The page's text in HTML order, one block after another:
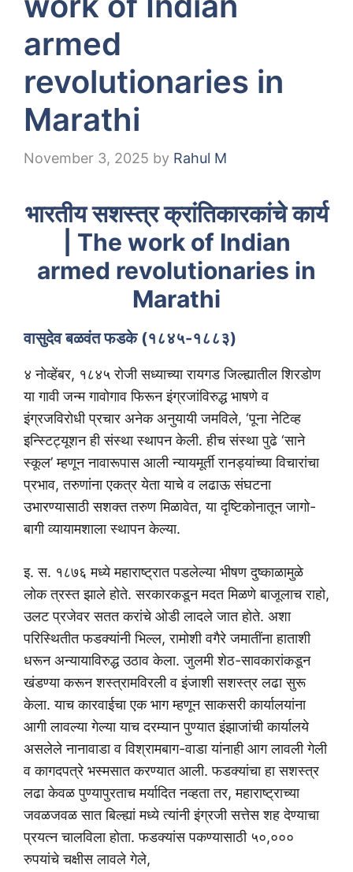
armed
revolutionaries in
Marathi
November 3, 2025 by Rahul M
भारतीय सशस्त्र क्रांतिकारकांचे कार्य
| The work of Indian
armed revolutionaries in
Marathi
वासुदेव बळवंत फडके (१८४५-१८८३)
४ नोव्हेंबर, १८४५ रोजी सध्याच्या रायगड जिल्ह्यातील शिरडोण
या गावी जन्म गावोगाव फिरून इंग्रजांविरुद्ध भाषणे व
इंग्रजविरोधी प्रचार अनेक अनुयायी जमविले, ‘पूना नेटिव्ह
इन्स्टिट्यूशन ही संस्था स्थापन केली. हीच संस्था पुढे ‘साने
स्कूल’ म्हणून नावारूपास आली न्यायमूर्ती रानड्यांच्या विचारांचा
प्रभाव, तरुणांना एकत्र येता याचे व लढाऊ संघटना
उभारण्यासाठी सशक्त तरुण मिळावेत, या दृष्टिकोनातून जागो-
बागी व्यायामशाला स्थापन केल्या.
इ. स. १८७६ मध्ये महाराष्ट्रात पडलेल्या भीषण दुष्काळामुळे
लोक त्रस्त झाले होते. सरकारकडून मदत मिळणे बाजूलाच राहो,
उलट प्रजेवर सतत करांचे ओडी लादले जात होते. अशा
परिस्थितीत फडक्यांनी भिल्ल, रामोशी वगैरे जमातींना हाताशी
धरून अन्यायाविरुद्ध उठाव केला. जुलमी शेठ-सावकारांकडून
खंडण्या करून शस्त्रामविरली व इंजाशी सशस्त्र लढा सुरू
केला. याच कारवाईचा एक भाग म्हणून साकसरी कार्यालयांना
आगी लावल्या गेल्या याच दरम्यान पुण्यात इंझाजांची कार्यालये
असलेले नानावाडा व विश्रामबाग-वाडा यांनाही आग लावली गेली
व कागदपत्रे भस्मसात करण्यात आली. फडक्यांचा हा सशस्त्र
लढा केवळ पुण्यापुरताच मर्यादित नव्हता तर, महाराष्ट्राच्या
जवळजवळ सात बिल्ह्यां मध्ये त्यांनी इंग्रजी सत्तेस शह देण्याचा
प्रयत्न चालविला होता. फडक्यांस पकण्यासाठी ५०,०००
रुपयांचे चक्षीस लावले गेले,